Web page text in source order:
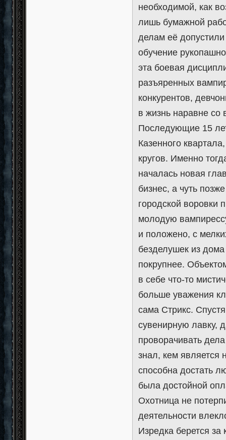
необходимой, как
лишь бумажной
делам её допустили
обучение
эта боевая
разъяренных
конкурентов,
в жизнь наравне со
Последующие 15
Казенного
кругов. Именно
началась новая
бизнес, а чуть
городской воровки
молодую
и положено, с
безделушек из
покрупнее.
в себе что-то
больше уважения
сама Стрикс.
сувенирную лавку,
проворачивать
знал, кем является
способна достать
была достойной
Охотница не
деятельности
Изредка берется за